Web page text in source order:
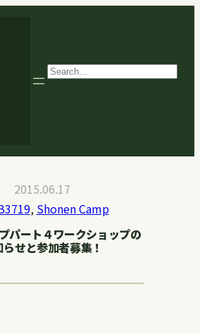
2015.06.17
, Shonen Camp
パート４ワークショップの
らせと参加者募集！